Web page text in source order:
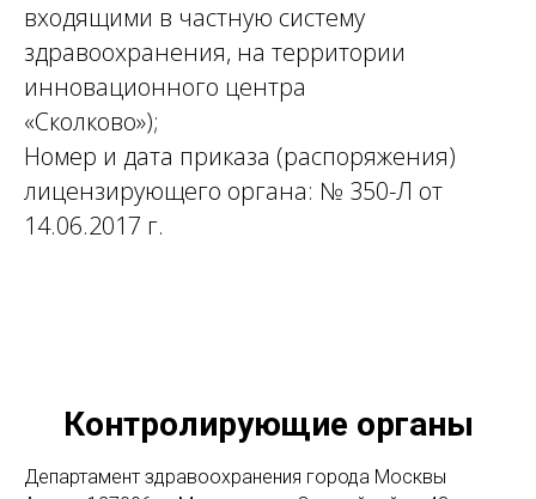
входящими в частную систему
здравоохранения, на территории
инновационного центра
«Сколково»);
Номер и дата приказа (распоряжения)
лицензирующего органа: № 350-Л от
14.06.2017 г.
Контролирующие органы
Департамент здравоохранения города Москвы